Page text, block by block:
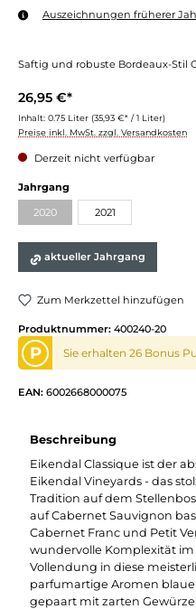
Auszeichnungen früherer
Saftig und robuste Bordeaux-Stil
26,95 €*
Inhalt: 0.75 Liter (35,93 €* / 1 Liter)
Preise inkl. MwSt. zzgl. Versandkosten
Derzeit nicht verfügbar
Jahrgang
2020 2021
aktueller Jahrgang
Zum Merkzettel hinzufügen
Produktnummer: 400240-20
P Sie erhalten 26 Bonus
EAN: 6002668000075
Beschreibung
Eikendal Classique ist der
Eikendal Vineyards - das
Tradition auf dem
auf Cabernet Sauvignon
Cabernet Franc und Petit
wundervolle Komplexität
Vollendung in diese
parfumartige Aromen
gepaart mit zarten